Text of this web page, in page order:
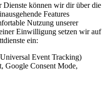
Dienste können wir dir über die
Features
Nutzung unserer
Einwilligung setzen wir auf
ein:
Event Tracking)
Google Consent Mode,